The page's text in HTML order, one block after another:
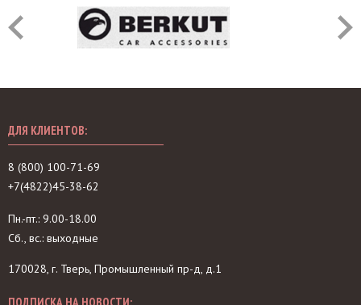
ДЛЯ КЛИЕНТОВ:
8 (800) 100-71-69
+7(4822)45-38-62
Пн.-пт.: 9.00-18.00
Сб., вс.: выходные
170028, г. Тверь, Промышленный пр-д, д.1
ПОДПИСКА НА НОВОСТИ: